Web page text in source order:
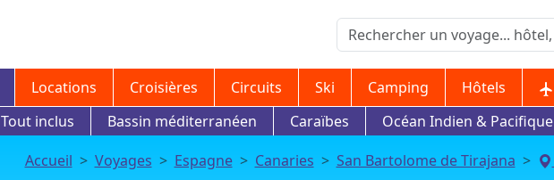
Locations Croisières Circuits Ski Camping Hôtels
Tout inclus Bassin méditerranéen Caraïbes Océan Indien & Pacifique
Accueil
Voyages Espagne Canaries San Bartolome de Tirajana